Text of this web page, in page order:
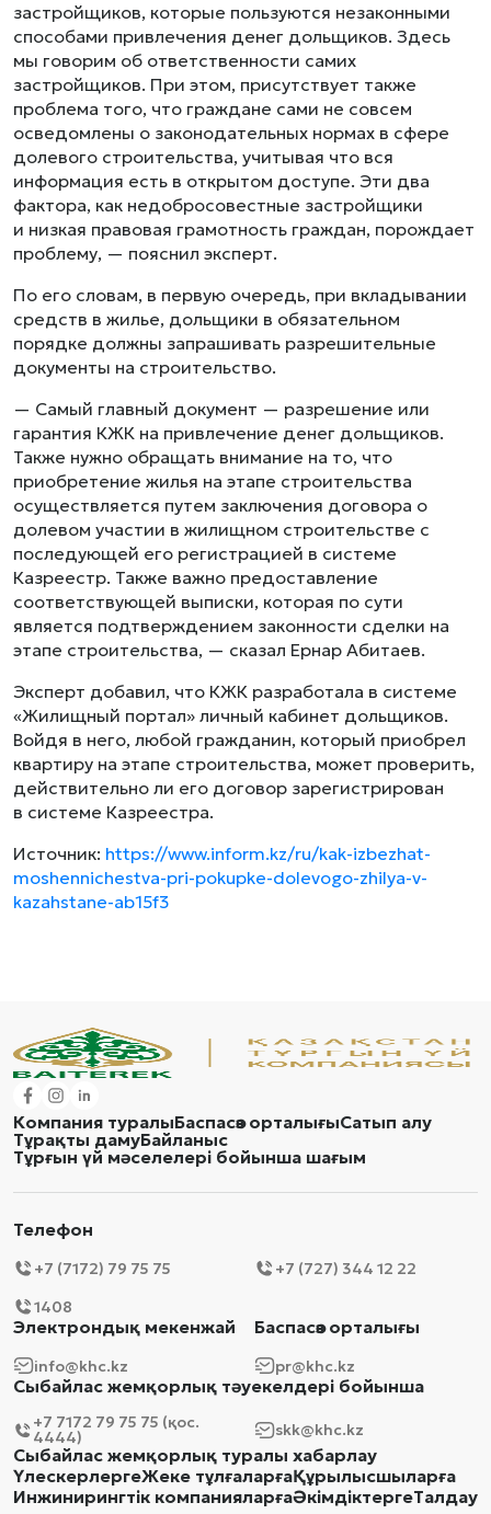
застройщиков, которые пользуются незаконными
способами привлечения денег дольщиков. Здесь
мы говорим об ответственности самих
застройщиков. При этом, присутствует также
проблема того, что граждане сами не совсем
осведомлены о законодательных нормах в сфере
долевого строительства, учитывая что вся
информация есть в открытом доступе. Эти два
фактора, как недобросовестные застройщики
и низкая правовая грамотность граждан, порождает
проблему, — пояснил эксперт.
По его словам, в первую очередь, при вкладывании
средств в жилье, дольщики в обязательном
порядке должны запрашивать разрешительные
документы на строительство.
— Самый главный документ — разрешение или
гарантия КЖК на привлечение денег дольщиков.
Также нужно обращать внимание на то, что
приобретение жилья на этапе строительства
осуществляется путем заключения договора о
долевом участии в жилищном строительстве с
последующей его регистрацией в системе
Казреестр. Также важно предоставление
соответствующей выписки, которая по сути
является подтверждением законности сделки на
этапе строительства, — сказал Ернар Абитаев.
Эксперт добавил, что КЖК разработала в системе
«Жилищный портал» личный кабинет дольщиков.
Войдя в него, любой гражданин, который приобрел
квартиру на этапе строительства, может проверить,
действительно ли его договор зарегистрирован
в системе Казреестра.
Источник: https://www.inform.kz/ru/kak-izbezhat-
moshennichestva-pri-pokupke-dolevogo-zhilya-v-
kazahstane-ab15f3
Компания туралыБаспасөз орталығыСатып алу
Тұрақты дамуБайланыс
Тұрғын үй мәселелері бойынша шағым
Телефон
+7 (7172) 79 75 75
+7 (727) 344 12 22
1408
Электрондық мекенжай
info@khc.kz
Баспасөз орталығы
pr@khc.kz
Сыбайлас жемқорлық тәуекелдері бойынша
+7 7172 79 75 75 (қос.
4444) skk@khc.kz
Сыбайлас жемқорлық туралы хабарлау
ҮлескерлергеЖеке тұлғаларғаҚұрылысшыларға
Инжинирингтік компанияларғаӘкімдіктергеТалдау